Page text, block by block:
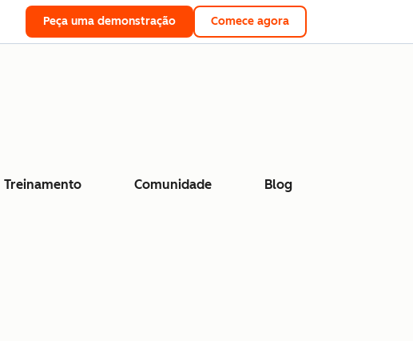
Peça uma demonstração Comece agora
Treinamento Comunidade Blog